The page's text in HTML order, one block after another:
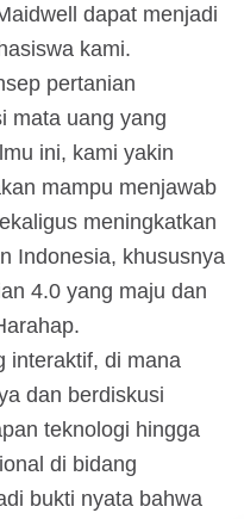
dapat menjadi
kami.
pertanian
mata uang yang
ini, kami yakin
mampu menjawab
meningkatkan
Indonesia, khususnya
4.0 yang maju dan
interaktif, di mana
dan berdiskusi
teknologi hingga
di bidang
bukti nyata bahwa